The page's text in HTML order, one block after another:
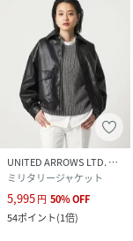
UNITED ARROWS LTD. OUTLET
ミリタリージャケット
5,995円 50%OFF
54ポイント(1倍)